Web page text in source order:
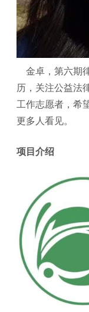
金卓，第六期
历，关注公益法
工作志愿者，希
更多人看见。
项目介绍